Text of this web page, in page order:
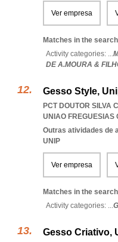
Ver empresa
Matches in the
Activity categories: ...
DE A.MOURA &
Gesso Style,
PCT DOUTOR SILVA
UNIAO FREGUESIAS
Outras atividades de
UNIP
Ver empresa
Matches in the
Activity categories: ...
Gesso Criativo,